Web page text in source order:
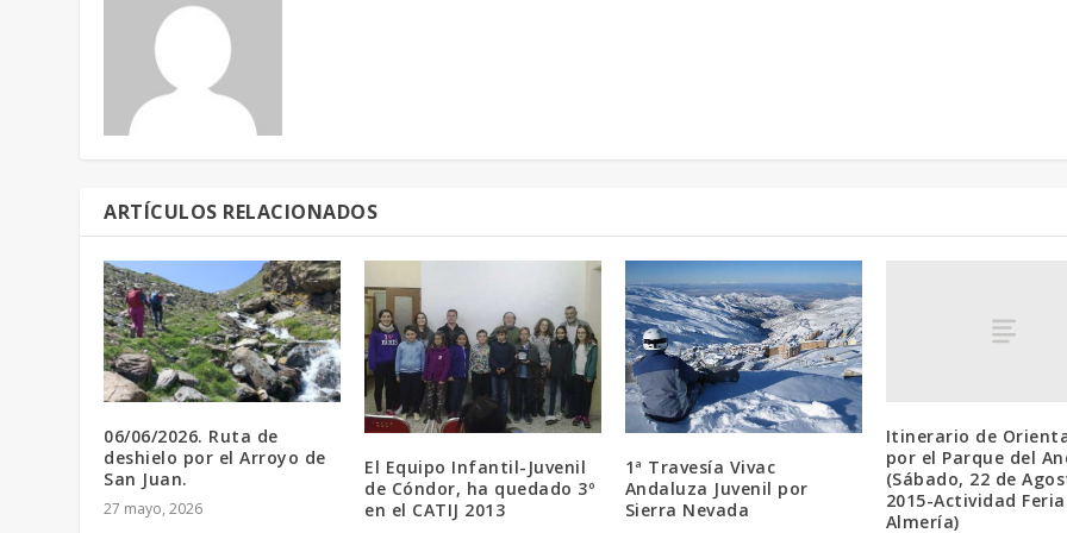
ARTÍCULOS RELACIONADOS
06/06/2026. Ruta de
deshielo por el Arroyo de
San Juan.
27 mayo, 2026
El Equipo Infantil-Juvenil
de Cóndor, ha quedado 3º
en el CATIJ 2013
1ª Travesía Vivac
Andaluza Juvenil por
Sierra Nevada
Itinerario de
por el Parque del
(Sábado, 22 de
2015-Actividad
Almería)